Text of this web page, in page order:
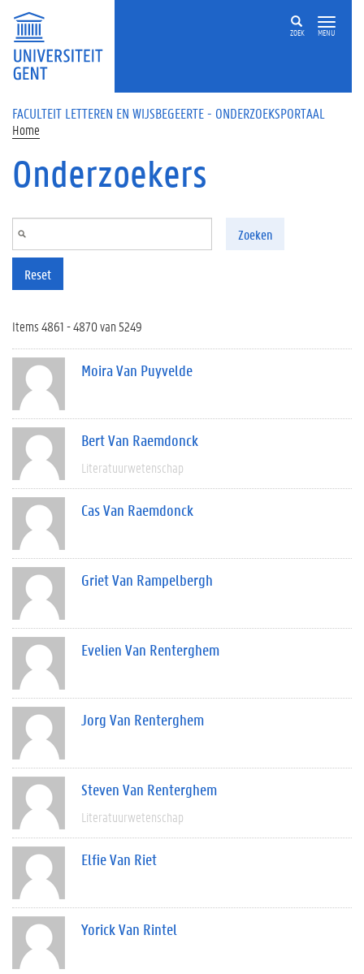
Overslaan en naar de inhoud gaan
ZOEK MENU
FACULTEIT LETTEREN EN WIJSBEGEERTE - ONDERZOEKSPORTAAL
Home
Onderzoekers
Zoeken
Reset
Items 4861 - 4870 van 5249
Moira Van Puyvelde
Bert Van Raemdonck
Literatuurwetenschap
Cas Van Raemdonck
Griet Van Rampelbergh
Evelien Van Renterghem
Jorg Van Renterghem
Steven Van Renterghem
Literatuurwetenschap
Elfie Van Riet
Yorick Van Rintel